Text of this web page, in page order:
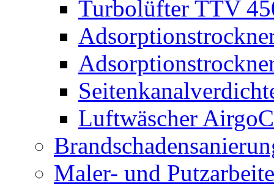
Turbolüfter TTV
Luftwäscher
Maler- und